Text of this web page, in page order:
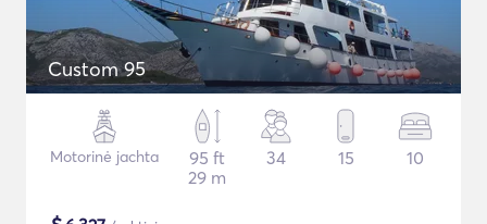
Custom 95
Motorinė jachta
95 ft
29 m
34 15 10